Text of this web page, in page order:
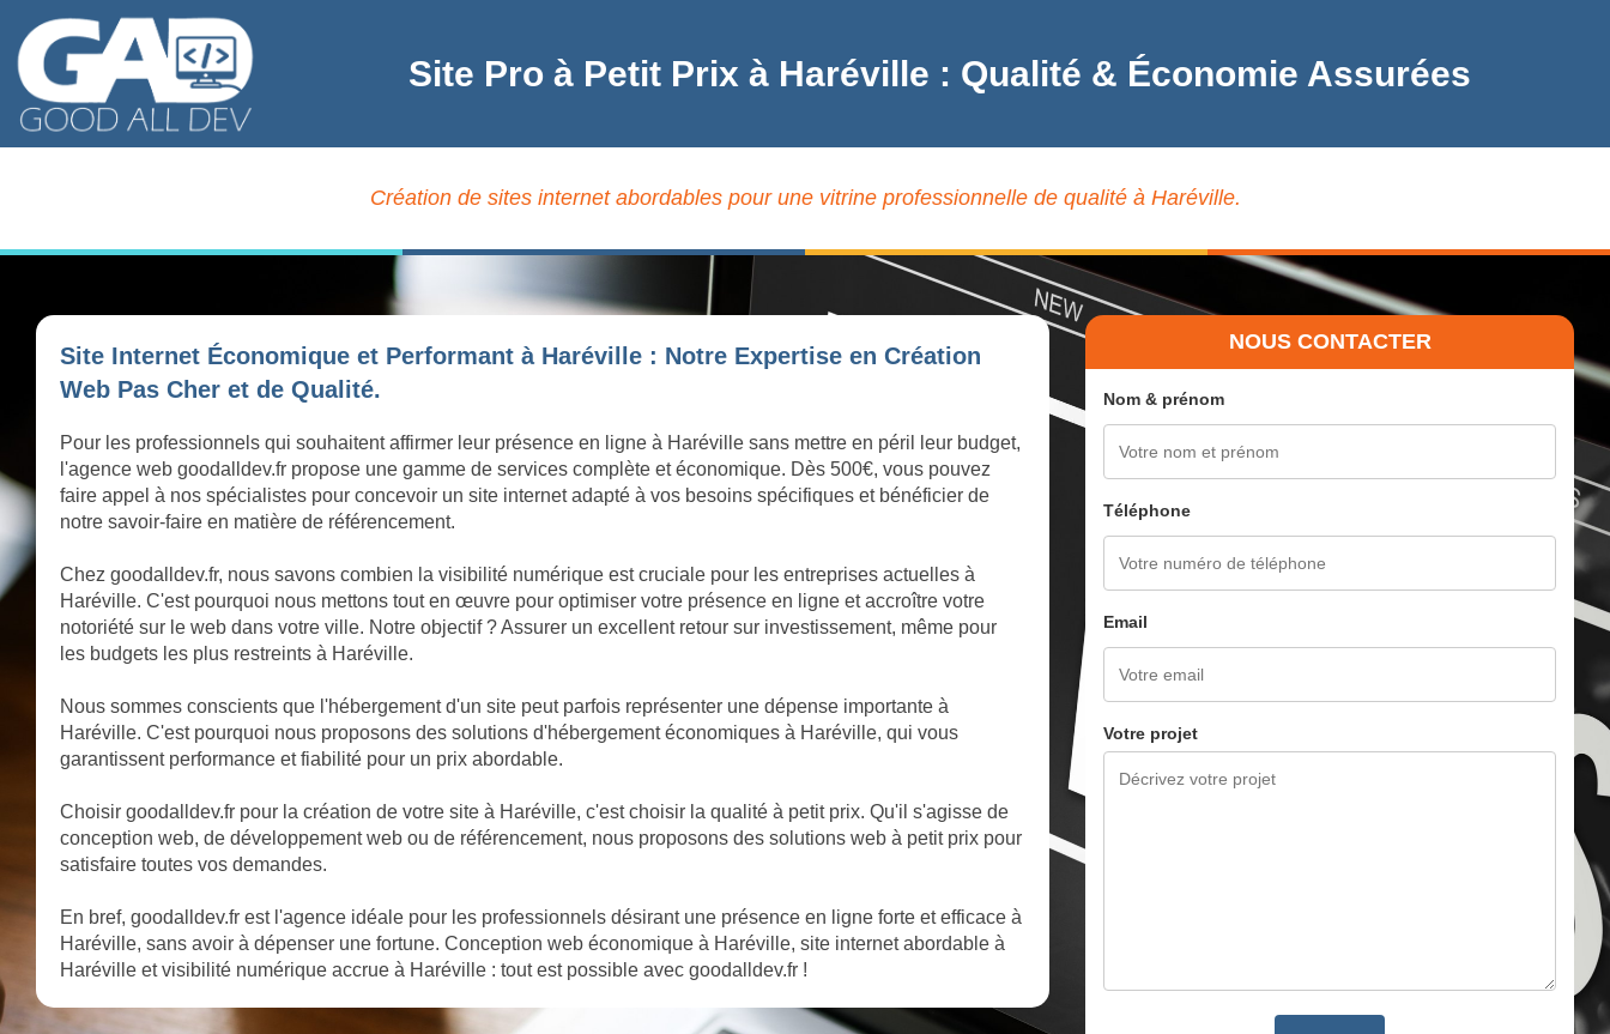
Site Pro à Petit Prix à Haréville : Qualité & Économie Assurées
Création de sites internet abordables pour une vitrine professionnelle de qualité à Haréville.
Site Internet Économique et Performant à Haréville : Notre Expertise en Création
Web Pas Cher et de Qualité.
Pour les professionnels qui souhaitent affirmer leur présence en ligne à Haréville sans mettre en péril leur budget,
l'agence web goodalldev.fr propose une gamme de services complète et économique. Dès 500€, vous pouvez
faire appel à nos spécialistes pour concevoir un site internet adapté à vos besoins spécifiques et bénéficier de
notre savoir-faire en matière de référencement.
Chez goodalldev.fr, nous savons combien la visibilité numérique est cruciale pour les entreprises actuelles à
Haréville. C'est pourquoi nous mettons tout en œuvre pour optimiser votre présence en ligne et accroître votre
notoriété sur le web dans votre ville. Notre objectif ? Assurer un excellent retour sur investissement, même pour
les budgets les plus restreints à Haréville.
Nous sommes conscients que l'hébergement d'un site peut parfois représenter une dépense importante à
Haréville. C'est pourquoi nous proposons des solutions d'hébergement économiques à Haréville, qui vous
garantissent performance et fiabilité pour un prix abordable.
Choisir goodalldev.fr pour la création de votre site à Haréville, c'est choisir la qualité à petit prix. Qu'il s'agisse de
conception web, de développement web ou de référencement, nous proposons des solutions web à petit prix pour
satisfaire toutes vos demandes.
En bref, goodalldev.fr est l'agence idéale pour les professionnels désirant une présence en ligne forte et efficace à
Haréville, sans avoir à dépenser une fortune. Conception web économique à Haréville, site internet abordable à
Haréville et visibilité numérique accrue à Haréville : tout est possible avec goodalldev.fr !
NOUS CONTACTER
Nom & prénom
Téléphone
Email
Votre projet